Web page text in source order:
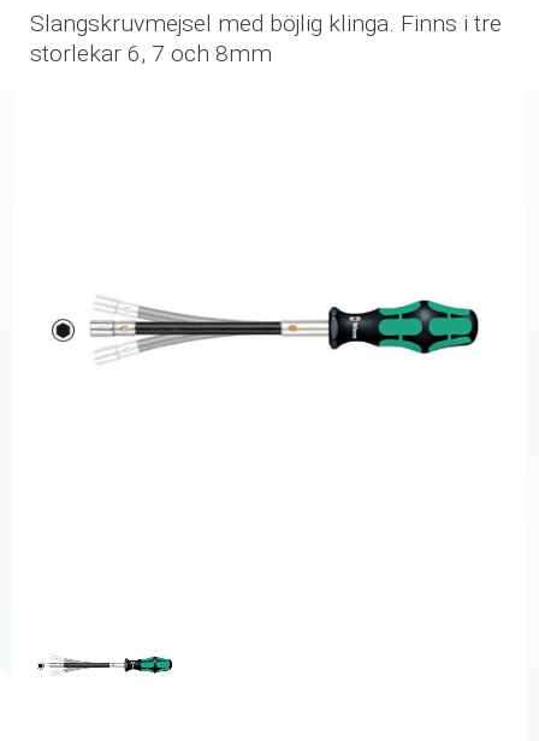
Slangskruvmejsel med böjlig klinga. Finns i tre
storlekar 6, 7 och 8mm